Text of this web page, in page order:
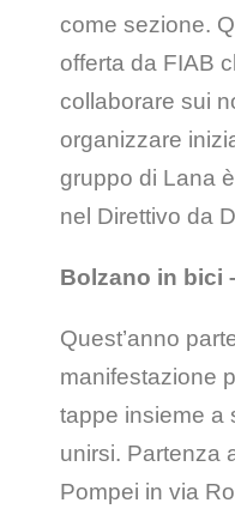
come sezione.
offerta da FIAB
collaborare sui
organizzare
gruppo di Lana
nel Direttivo da
Bolzano in bici
Quest’anno
manifestazione
tappe insieme a
unirsi. Partenza
Pompei in via